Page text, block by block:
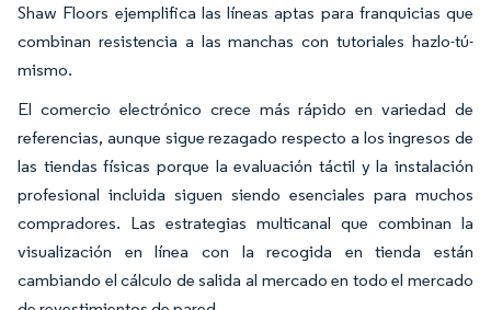
Shaw Floors ejemplifica las líneas aptas para franquicias que
combinan resistencia a las manchas con tutoriales hazlo-tú-
mismo.
El comercio electrónico crece más rápido en variedad de
referencias, aunque sigue rezagado respecto a los ingresos de
las tiendas físicas porque la evaluación táctil y la instalación
profesional incluida siguen siendo esenciales para muchos
compradores. Las estrategias multicanal que combinan la
visualización en línea con la recogida en tienda están
cambiando el cálculo de salida al mercado en todo el mercado